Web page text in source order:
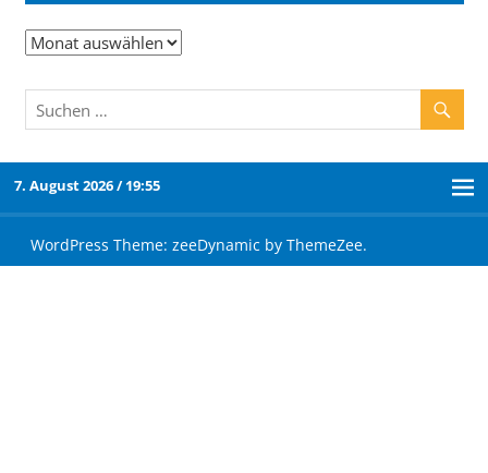
7. August 2026 / 19:55
WordPress Theme: zeeDynamic by ThemeZee.